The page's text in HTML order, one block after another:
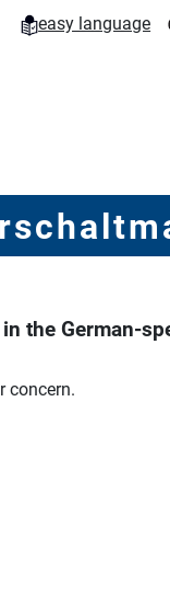
easy language
the German-
concern.